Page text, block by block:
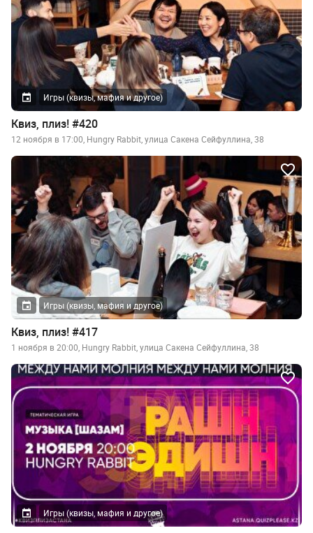
Игры (квизы, мафия и другое)
Квиз, плиз! #420
12 ноября в 17:00, Hungry Rabbit, улица Сакена Сейфуллина, 38
Игры (квизы, мафия и другое)
Квиз, плиз! #417
1 ноября в 20:00, Hungry Rabbit, улица Сакена Сейфуллина, 38
Игры (квизы, мафия и другое)